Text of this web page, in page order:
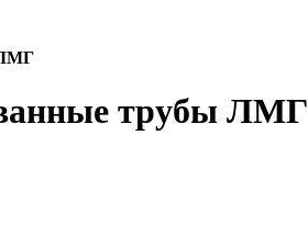
ЛМГ
трубы ЛМГ